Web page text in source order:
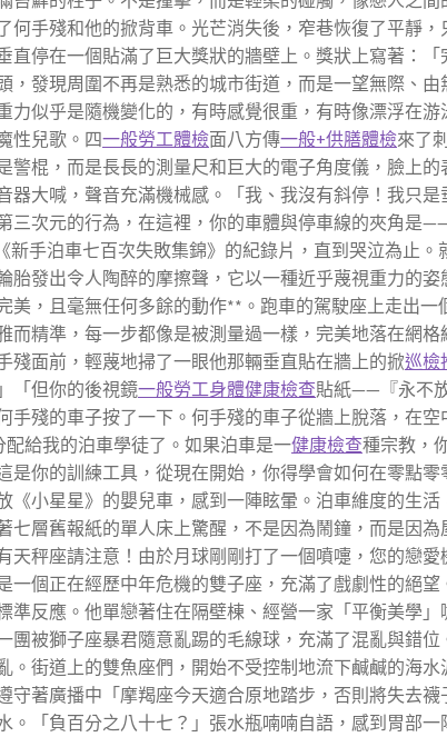
手殘和他的掀背車。光芒消失後，窄巷恢復了平靜
直停在一個貼滿了巨大獎狀的牆壁上。獎狀上寫著：
發現周圍不再是熟悉的城市街道，而是一望無際、
似乎是隨機變化的，有時感覺很重，有時像漂浮在
性兒歌。四一般勞工體檢面八方傳一般+供膳體檢來了
棍，而是長長的測量尺和巨大的電子角度儀，臉上
大喊，聲音充滿機械感。「我、我沒有斜停！我只
三次元的行為，在這裡，你的車體與停車線的夾角是
手泊車七百次失敗集錦》的紀錄片，直到哭泣為止
發出令人陶醉的摩擦聲，它以一種近乎蔑視重力的
，且毫無任何多餘的動作**。跑車的駕駛座上走出
精準，每一步都像是被測量過一樣，完美地落在網
殘面前，輕蔑地掃了一眼他那輛垂直貼在牆上的掀巡檢
「但你的後視鏡一般勞工身體健康檢查貼紙——『永不
殘的車子按了一下。何手殘的車子從牆上脫落，在
給我的泊車學徒了。如果泊車是一健康檢查種宗教，
你的訓練工具，從現在開始，你得學會如何在零點
小星星》的嬰兒車，感到一陣眩暈。泊車維度的生活
七層舊報紙的單人床上驚醒，不是因為鬧鐘，而是因
天秤座請注意！由於月球剛剛打了一個噴嚏，您的戀
一個正在經歷中年危機的雙子座，充滿了戲劇性的絕
反應。他單戀著住在隔壁棟、經營一家「平衡美學
被獅子座暴君隨意亂踢的毛線球，充滿了混亂與錯
街道上的雙魚座們，開始不受控制地流下鹹鹹的海
著廣播中「摩羯座今天適合原地踏步，否則將失去
「負百分之八十七？」張水瓶喃喃自語，感到胃部